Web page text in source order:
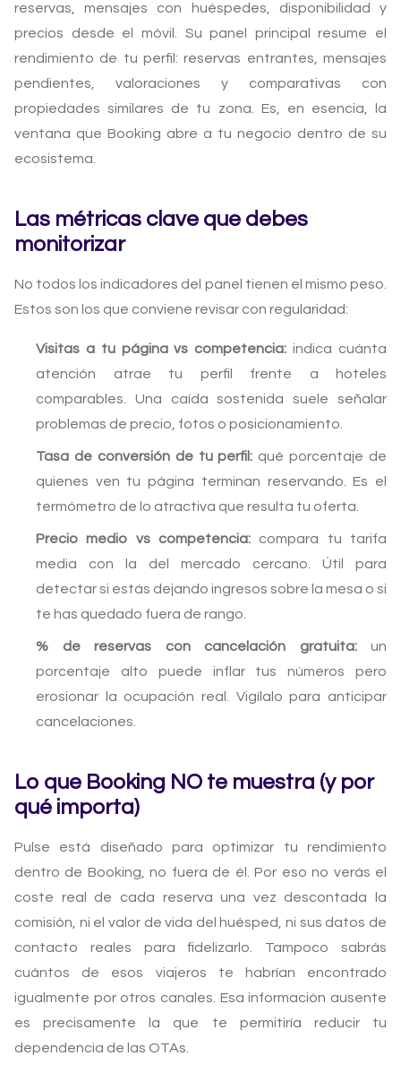
reservas, mensajes con huéspedes, disponibilidad y
precios desde el móvil. Su panel principal resume el
rendimiento de tu perfil: reservas entrantes, mensajes
pendientes, valoraciones y comparativas con
propiedades similares de tu zona. Es, en esencia, la
ventana que Booking abre a tu negocio dentro de su
ecosistema.
Las métricas clave que debes
monitorizar
No todos los indicadores del panel tienen el mismo peso.
Estos son los que conviene revisar con regularidad:
Visitas a tu página vs competencia: indica cuánta
atención atrae tu perfil frente a hoteles
comparables. Una caída sostenida suele señalar
problemas de precio, fotos o posicionamiento.
Tasa de conversión de tu perfil: qué porcentaje de
quienes ven tu página terminan reservando. Es el
termómetro de lo atractiva que resulta tu oferta.
Precio medio vs competencia: compara tu tarifa
media con la del mercado cercano. Útil para
detectar si estás dejando ingresos sobre la mesa o si
te has quedado fuera de rango.
% de reservas con cancelación gratuita:un
porcentaje alto puede inflar tus números pero
erosionar la ocupación real. Vigílalo para anticipar
cancelaciones.
Lo que Booking NO te muestra (y por
qué importa)
Pulse está diseñado para optimizar tu rendimiento
dentro de Booking, no fuera de él. Por eso no verás el
coste real de cada reserva una vez descontada la
comisión, ni el valor de vida del huésped, ni sus datos de
contacto reales para fidelizarlo. Tampoco sabrás
cuántos de esos viajeros te habrían encontrado
igualmente por otros canales. Esa información ausente
es precisamente la que te permitiría reducir tu
dependencia de las OTAs.